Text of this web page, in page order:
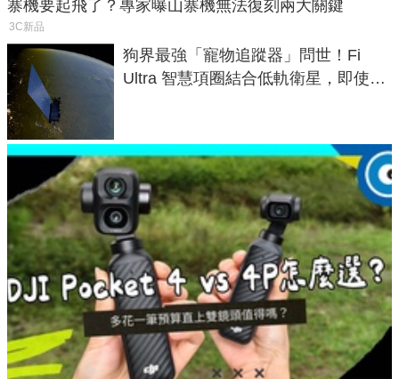
寨機要起飛了？專家曝山寨機無法復刻兩大關鍵
3C新品
狗界最強「寵物追蹤器」問世！Fi
Ultra 智慧項圈結合低軌衛星，即使在